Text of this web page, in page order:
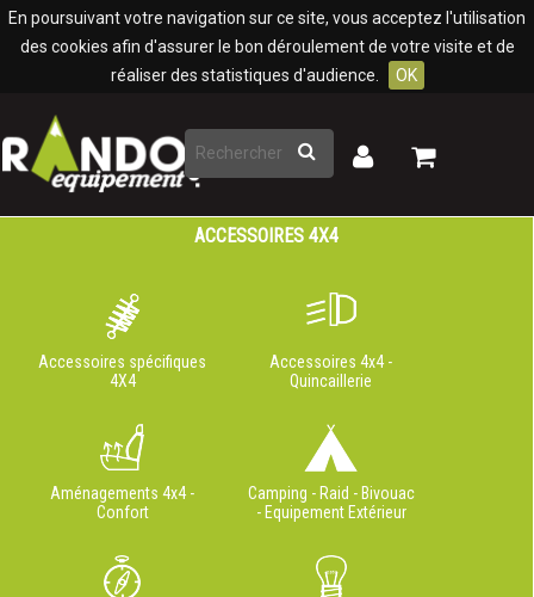
En poursuivant votre navigation sur ce site, vous acceptez l'utilisation
des cookies afin d'assurer le bon déroulement de votre visite et de
réaliser des statistiques d'audience.
OK
Rechercher
Mon
Mon
ACCESSOIRES 4X4
Accessoires spécifiques
4X4
Accessoires 4x4 -
Quincaillerie
Aménagements 4x4 -
Confort
Camping - Raid - Bivouac
- Equipement Extérieur
Panneau de gestion des cookies